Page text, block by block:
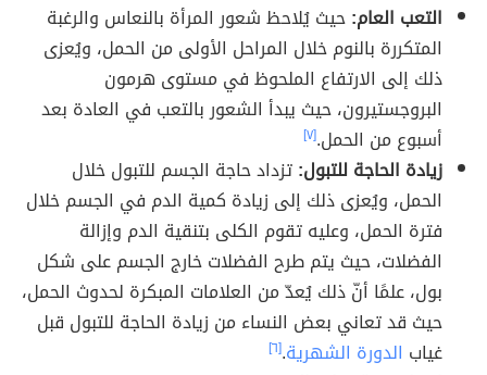
التعب العام:حيث يُلاحظ شعور المرأة بالنعاس والرغبة
المتكررة بالنوم خلال المراحل الأولى من الحمل، ويُعزى
ذلك إلى الارتفاع الملحوظ في مستوى هرمون
البروجستيرون، حيث يبدأ الشعور بالتعب في العادة بعد
أسبوع من الحمل.[٧]
زيادة الحاجة للتبول:تزداد حاجة الجسم للتبول خلال
الحمل، ويُعزى ذلك إلى زيادة كمية الدم في الجسم خلال
فترة الحمل، وعليه تقوم الكلى بتنقية الدم وإزالة
الفضلات، حيث يتم طرح الفضلات خارج الجسم على شكل
بول، علمًا أنّ ذلك يُعدّ من العلامات المبكرة لحدوث الحمل،
حيث قد تعاني بعض النساء من زيادة الحاجة للتبول قبل
غياب الدورة الشهرية.[٦]